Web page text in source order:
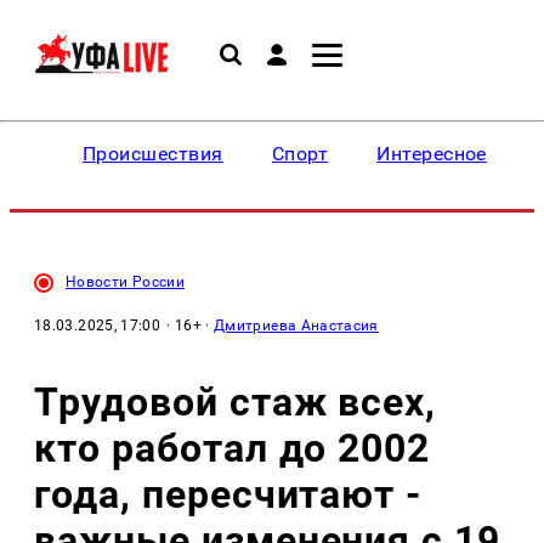
Происшествия Спорт Интересное
Новости России
18.03.2025, 17:00 · 16+ ·Дмитриева Анастасия
Трудовой стаж всех,
кто работал до 2002
года, пересчитают -